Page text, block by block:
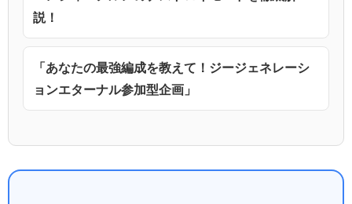
説！
「あなたの最強編成を教えて！ジージェネレーシ
ョンエターナル参加型企画」